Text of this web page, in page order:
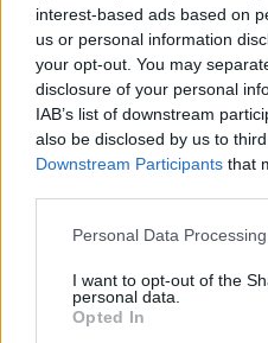
interest-based ads based on
us or personal information
your opt-out. You may
disclosure of your personal
IAB’s list of downstream
also be disclosed by us to
Downstream Participants that
Please note that this website/
not limited to your visit or
grant or deny consent to
use your data for below
Personal Data
I want to opt-out of the
personal data.
Opted In